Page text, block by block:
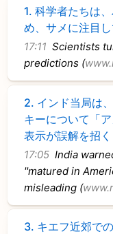
1.科学者たちは
め、サメに注目
17:11 Scientists
predictions (
2. インド当局は
キーについて「
表示が誤解を招
17:05 India
''matured in
misleading (
3. キエフ近郊で